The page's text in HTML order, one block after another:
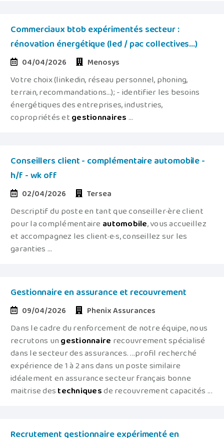
Commerciaux btob expérimentés secteur :
rénovation énergétique (led / pac collectives...)
04/04/2026 Menosys
Votre choix (linkedin, réseau personnel, phoning,
terrain, recommandations…); - identifier les besoins
énergétiques des entreprises, industries,
copropriétés etgestionnaires ...
Conseillers client - complémentaire automobile -
h/f - wk off
02/04/2026 Tersea
Descriptif du poste en tant que conseiller·ère client
pour la complémentaire automobile, vous accueillez
et accompagnez les client·e·s, conseillez sur les
garanties ...
Gestionnaire en assurance et recouvrement
09/04/2026 Phenix Assurances
Dans le cadre du renforcement de notre équipe, nous
recrutons ungestionnaire recouvrement spécialisé
dans le secteur des assurances. ...profil recherché
expérience de 1 à 2 ans dans un poste similaire
idéalement en assurance secteur français bonne
maitrise destechniquesde recouvrement capacités ...
Recrutement gestionnaire expérimenté en